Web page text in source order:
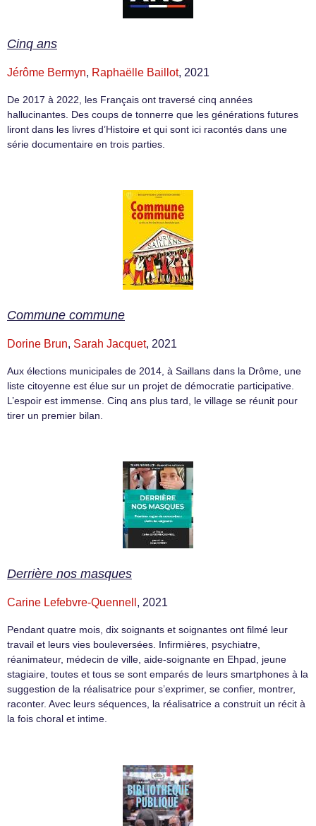
Cinq ans
Jérôme Bermyn, Raphaëlle Baillot, 2021
De 2017 à 2022, les Français ont traversé cinq années
hallucinantes. Des coups de tonnerre que les générations futures
liront dans les livres d’Histoire et qui sont ici racontés dans une
série documentaire en trois parties.
Commune commune
Dorine Brun, Sarah Jacquet, 2021
Aux élections municipales de 2014, à Saillans dans la Drôme, une
liste citoyenne est élue sur un projet de démocratie participative.
L’espoir est immense. Cinq ans plus tard, le village se réunit pour
tirer un premier bilan.
Derrière nos masques
Carine Lefebvre-Quennell , 2021
Pendant quatre mois, dix soignants et soignantes ont filmé leur
travail et leurs vies bouleversées. Infirmières, psychiatre,
réanimateur, médecin de ville, aide-soignante en Ehpad, jeune
stagiaire, toutes et tous se sont emparés de leurs smartphones à la
suggestion de la réalisatrice pour s’exprimer, se confier, montrer,
raconter. Avec leurs séquences, la réalisatrice a construit un récit à
la fois choral et intime.